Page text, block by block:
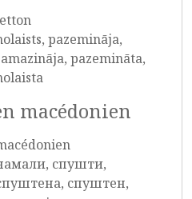
pazemināja,
pazemināta,
macédonien
спушти,
спуштен,